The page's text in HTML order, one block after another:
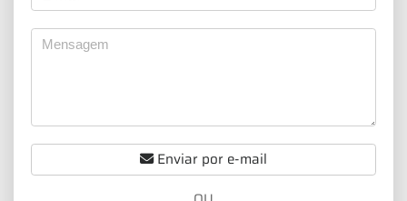
Enviar por e-mail